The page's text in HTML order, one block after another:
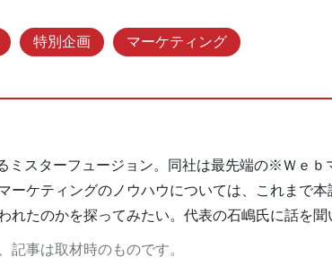
特別企画 マーケティング
ミスターフュージョン。同社は最先端の※Ｗｅｂ
ケティングのノウハウについては、これまで本
たのかを探ってみたい。代表の石嶋氏に話を聞
記事は取材時のものです。